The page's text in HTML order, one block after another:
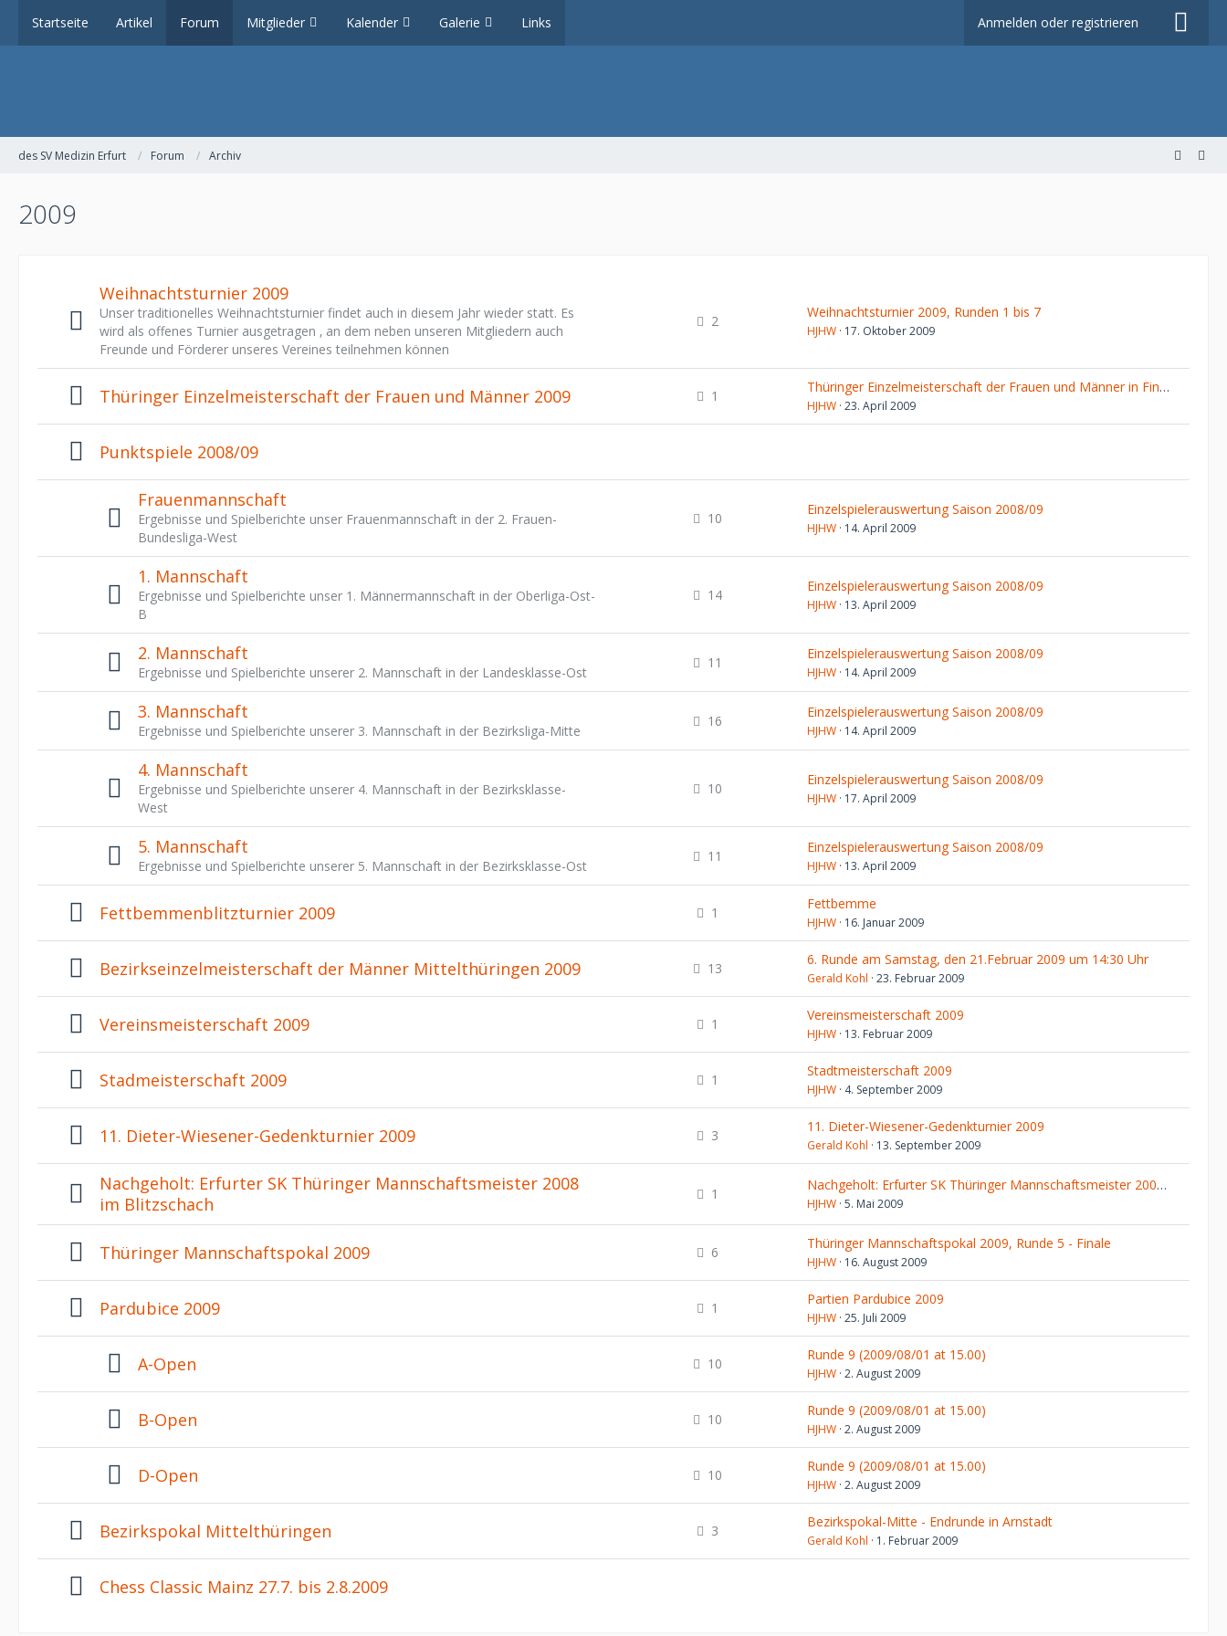
Startseite Artikel Forum Mitglieder Kalender Galerie Links Anmelden oder registrieren
des SV Medizin Erfurt Forum Archiv
2009
Weihnachtsturnier 2009
Unser traditionelles Weihnachtsturnier findet auch in diesem Jahr wieder statt. Es
wird als offenes Turnier ausgetragen ‚ an dem neben unseren Mitgliedern auch
Freunde und Förderer unseres Vereines teilnehmen können
2
Weihnachtsturnier 2009, Runden 1 bis 7
HJHW 17. Oktober 2009
Thüringer Einzelmeisterschaft der Frauen und Männer 2009 1
Thüringer Einzelmeisterschaft der Frauen und Männer in Finsterbergen vom 8.-13. April 2009
HJHW 23. April 2009
Punktspiele 2008/09
Frauenmannschaft
Ergebnisse und Spielberichte unser Frauenmannschaft in der 2. Frauen-
Bundesliga-West
10
Einzelspielerauswertung Saison 2008/09
HJHW 14. April 2009
1. Mannschaft
Ergebnisse und Spielberichte unser 1. Männermannschaft in der Oberliga-Ost-
B
14
Einzelspielerauswertung Saison 2008/09
HJHW 13. April 2009
2. Mannschaft
Ergebnisse und Spielberichte unserer 2. Mannschaft in der Landesklasse-Ost
11
Einzelspielerauswertung Saison 2008/09
HJHW 14. April 2009
3. Mannschaft
Ergebnisse und Spielberichte unserer 3. Mannschaft in der Bezirksliga-Mitte
16
Einzelspielerauswertung Saison 2008/09
HJHW 14. April 2009
4. Mannschaft
Ergebnisse und Spielberichte unserer 4. Mannschaft in der Bezirksklasse-
West
10
Einzelspielerauswertung Saison 2008/09
HJHW 17. April 2009
5. Mannschaft
Ergebnisse und Spielberichte unserer 5. Mannschaft in der Bezirksklasse-Ost
11
Einzelspielerauswertung Saison 2008/09
HJHW 13. April 2009
Fettbemmenblitzturnier 2009 1
Fettbemme
HJHW 16. Januar 2009
Bezirkseinzelmeisterschaft der Männer Mittelthüringen 2009 13
6. Runde am Samstag, den 21.Februar 2009 um 14:30 Uhr
Gerald Kohl 23. Februar 2009
Vereinsmeisterschaft 2009 1
Vereinsmeisterschaft 2009
HJHW 13. Februar 2009
Stadmeisterschaft 2009 1
Stadtmeisterschaft 2009
HJHW 4. September 2009
11. Dieter-Wiesener-Gedenkturnier 2009 3
11. Dieter-Wiesener-Gedenkturnier 2009
Gerald Kohl 13. September 2009
Nachgeholt: Erfurter SK Thüringer Mannschaftsmeister 2008
im Blitzschach
1
Nachgeholt: Erfurter SK Thüringer Mannschaftsmeister 2008 im Blitzschach
HJHW 5. Mai 2009
Thüringer Mannschaftspokal 2009 6
Thüringer Mannschaftspokal 2009, Runde 5 - Finale
HJHW 16. August 2009
Pardubice 2009 1
Partien Pardubice 2009
HJHW 25. Juli 2009
A-Open 10
Runde 9 (2009/08/01 at 15.00)
HJHW 2. August 2009
B-Open 10
Runde 9 (2009/08/01 at 15.00)
HJHW 2. August 2009
D-Open 10
Runde 9 (2009/08/01 at 15.00)
HJHW 2. August 2009
Bezirkspokal Mittelthüringen 3
Bezirkspokal-Mitte - Endrunde in Arnstadt
Gerald Kohl 1. Februar 2009
Chess Classic Mainz 27.7. bis 2.8.2009